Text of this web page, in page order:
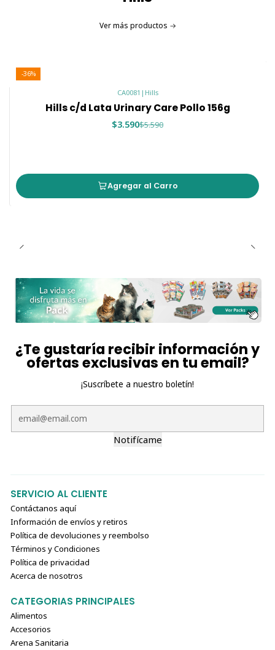
Ver más productos
-36%
CA0081 | Hills
Hills c/d Lata Urinary Care Pollo 156g
$3.590$5.590
Agregar al Carro
¿Te gustaría recibir información y
ofertas exclusivas en tu email?
¡Suscríbete a nuestro boletín!
Notifícame
SERVICIO AL CLIENTE
Contáctanos aquí
Información de envíos y retiros
Política de devoluciones y reembolso
Términos y Condiciones
Política de privacidad
Acerca de nosotros
CATEGORIAS PRINCIPALES
Alimentos
Accesorios
Arena Sanitaria